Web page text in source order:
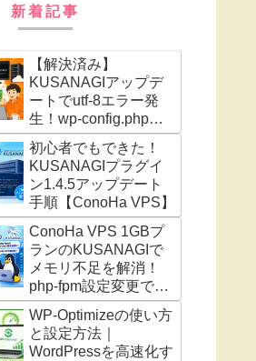
新着記事
【解決済み】
KUSANAGIアップデ
ートでutf-8エラー発
生！wp-config.php文
字コード問題の対処法
初心者でもできた！
KUSANAGIプラグイ
ン1.4.5アップデート
手順【ConoHa VPS】
ConoHa VPS 1GBプ
ランのKUSANAGIで
メモリ不足を解消！
php-fpm設定変更で利
用可能メモリが3倍に
なった体験談
WP-Optimizeの使い方
と設定方法｜
WordPressを高速化す